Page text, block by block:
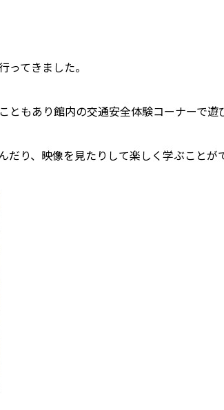
ってきました。
ともあり館内の交通安全体験コーナーで遊
だり、映像を見たりして楽しく学ぶこと